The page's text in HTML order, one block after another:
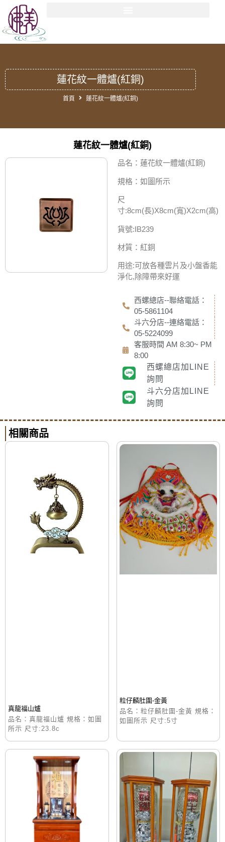
蓮花紋一體爐(紅銅)
首頁 蓮花紋一體爐(紅銅)
蓮花紋一體爐(紅銅)
品名：蓮花紋一體爐(紅銅)
規格：如圖所示
尺
寸:8cm(長)X8cm(寬)X2cm(高)
貨號:IB239
材質：紅銅
用途:可放各種雲片及小盤香能
淨化,除障帶來好運
西螺總店--聯絡電話：
05-5861104
斗六分店--連絡電話：
05-5224099
客服時間 AM 8:30~ PM
8:00
西螺總店加LINE
詢問
斗六分店加LINE
詢問
相關商品
真龍福山爐
品名：真龍福山爐 規格：如圖
所示 尺寸:23.8c
粒仔麟肚圍-金黃
品名：粒仔麟肚圍-金黃 規格：
如圖所示 尺寸:5寸